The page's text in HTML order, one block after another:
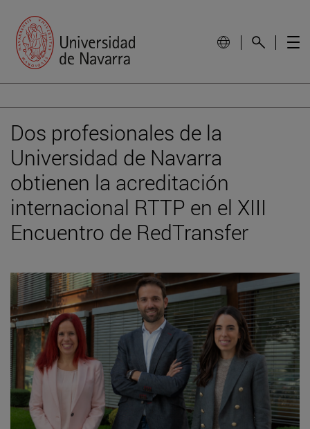
Dos profesionales de la
Universidad de Navarra
obtienen la acreditación
internacional RTTP en el XIII
Encuentro de RedTransfer